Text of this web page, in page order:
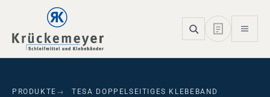
Skip to main navigation
Skip to main content
Skip to page footer
PRODUKTE
TESA DOPPELSEITIGES KLEBEBAND